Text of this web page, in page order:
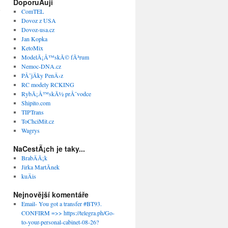
DoporuÄuji
ComTEL
Dovoz z USA
Dovoz-usa.cz
Jan Kopka
KetoMix
ModelÃ¡Å™skÃ© fÃ³rum
Nemoc-DNA.cz
PÅ¯jÄky PenÄ›z
RC modely RCKING
RybÃ¡Å™skÃ½ prÅ¯vodce
Shipito.com
TIPTrans
ToChciMit.cz
Wagrys
NaCestÃ¡ch je taky...
BrabÄÃ¡k
Jirka MartÃ­nek
kuÄis
Nejnovější komentáře
Email- You got a transfer #BT93.
CONFIRM =>> https://telegra.ph/Go-
to-your-personal-cabinet-08-26?